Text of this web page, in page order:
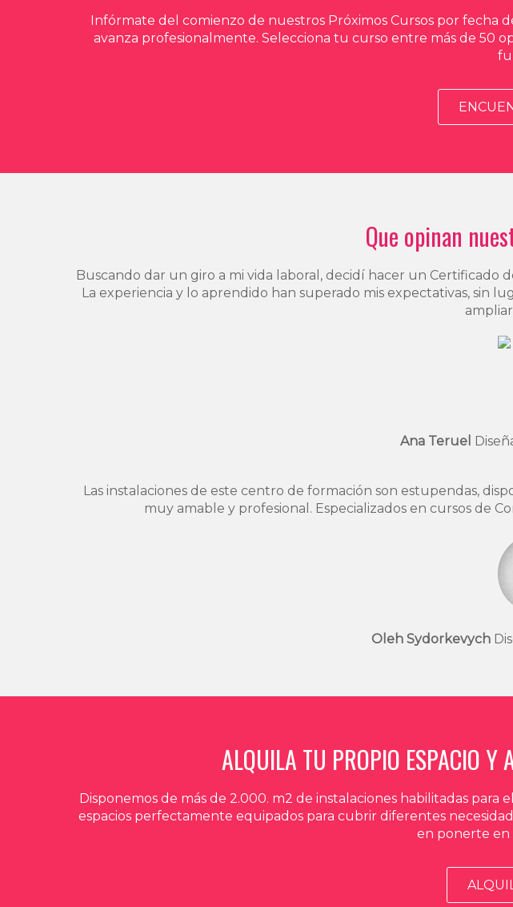
Infórmate del comienzo de nuestros Próximos Cursos por fecha
avanza profesionalmente. Selecciona tu curso entre más de 50
Que opinan
Buscando dar un giro a mi vida laboral, decidí hacer un Certificado
La experiencia y lo aprendido han superado mis expectativas, sin
Ana Teruel
Las instalaciones de este centro de formación son estupendas,
muy amable y profesional. Especializados en cursos de
Oleh Sydorkevych
ALQUILA TU PROPIO ESPACIO Y
Disponemos de más de 2.000. m2 de instalaciones habilitadas
espacios perfectamente equipados para cubrir diferentes
en ponerte en